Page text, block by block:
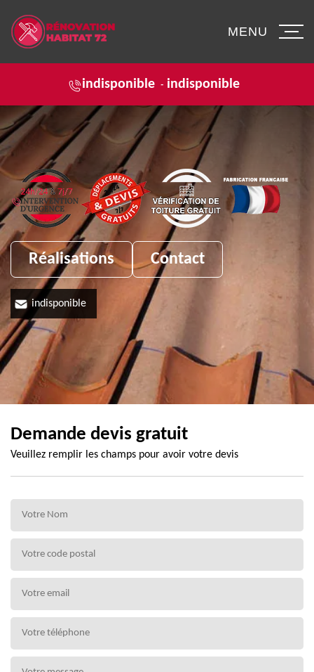
indisponible - indisponible
MENU
Réalisations Contact
indisponible
Demande devis gratuit
Veuillez remplir les champs pour avoir votre devis